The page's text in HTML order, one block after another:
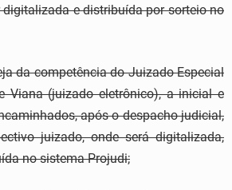
digitalizada e distribuída por sorteio no
da competência do Juizado Especial
Viana (juizado eletrônico), a inicial e
após o despacho judicial,
juizado, onde será digitalizada,
no sistema Projudi;